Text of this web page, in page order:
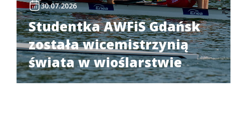
30.07.2026
Studentka AWFiS Gdańsk
została wicemistrzynią
świata w wioślarstwie